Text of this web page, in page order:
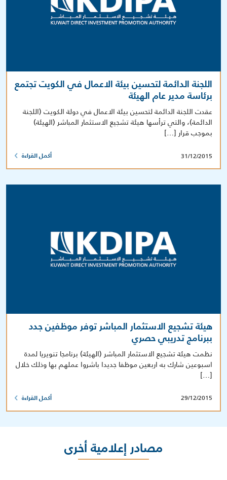
اللجنة الدائمة لتحسين بيئة الاعمال في الكويت تجتمع
برئاسة مدير عام الهيئة
عقدت اللجنة الدائمة لتحسين بيئة الاعمال في دولة الكويت (اللجنة
الدائمة)، والتي ترأسها هيئة تشجيع الاستثمار المباشر (الهيئة)
بموجب قرار […]
31/12/2015 أكمل القراءة
هيئة تشجيع الاستثمار المباشر توفر موظفين جدد
ببرنامج تدريبي حصري
نظمت هيئة تشجيع الاستثمار المباشر (الهيئة) برنامجا تنويريا لمدة
اسبوعين شارك به اربعين موظفا جديدا باشروا عملهم بها وذلك خلال
[…]
29/12/2015 أكمل القراءة
مصادر إعلامية أخرى